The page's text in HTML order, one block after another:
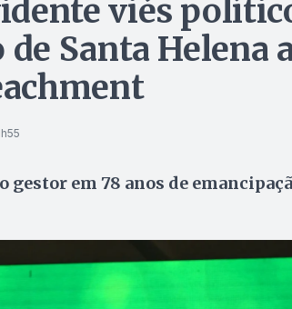
viés
Santa Helena
em 78 anos de